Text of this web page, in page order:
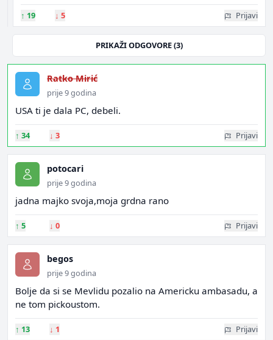
↑ 19 ↓ 5 Prijavi
PRIKAŽI ODGOVORE (3)
Ratko Mirić
prije 9 godina
USA ti je dala PC, debeli.
↑ 34 ↓ 3 Prijavi
potocari
prije 9 godina
jadna majko svoja,moja grdna rano
↑ 5 ↓ 0 Prijavi
begos
prije 9 godina
Bolje da si se Mevlidu pozalio na Americku ambasadu, a
ne tom pickoustom.
↑ 13 ↓ 1 Prijavi